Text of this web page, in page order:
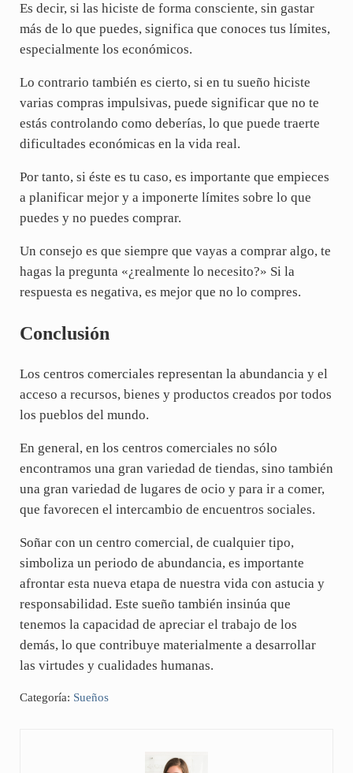
Es decir, si las hiciste de forma consciente, sin gastar
más de lo que puedes, significa que conoces tus límites,
especialmente los económicos.
Lo contrario también es cierto, si en tu sueño hiciste
varias compras impulsivas, puede significar que no te
estás controlando como deberías, lo que puede traerte
dificultades económicas en la vida real.
Por tanto, si éste es tu caso, es importante que empieces
a planificar mejor y a imponerte límites sobre lo que
puedes y no puedes comprar.
Un consejo es que siempre que vayas a comprar algo, te
hagas la pregunta «¿realmente lo necesito?» Si la
respuesta es negativa, es mejor que no lo compres.
Conclusión
Los centros comerciales representan la abundancia y el
acceso a recursos, bienes y productos creados por todos
los pueblos del mundo.
En general, en los centros comerciales no sólo
encontramos una gran variedad de tiendas, sino también
una gran variedad de lugares de ocio y para ir a comer,
que favorecen el intercambio de encuentros sociales.
Soñar con un centro comercial, de cualquier tipo,
simboliza un periodo de abundancia, es importante
afrontar esta nueva etapa de nuestra vida con astucia y
responsabilidad. Este sueño también insinúa que
tenemos la capacidad de apreciar el trabajo de los
demás, lo que contribuye materialmente a desarrollar
las virtudes y cualidades humanas.
Categoría: Sueños